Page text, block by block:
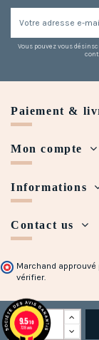
Vous pouvez vous
Paiement &
Mon compte
Informations
Contact us
Marchand approuvé
vérifier.
Copyright © 2018 -
9.5/10
728 avis